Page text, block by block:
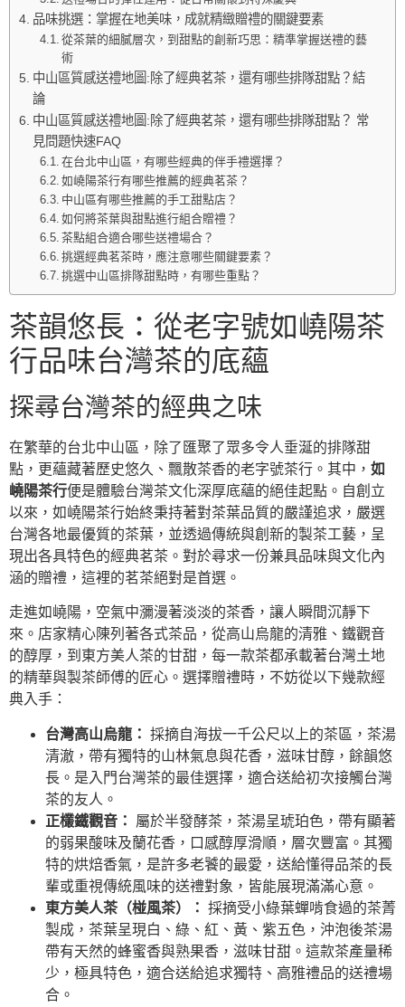
品味挑選：掌握在地美味，成就精緻贈禮的關鍵要素
從茶葉的細膩層次，到甜點的創新巧思：精準掌握送禮的藝
術
中山區質感送禮地圖:除了經典茗茶，還有哪些排隊甜點？結
論
中山區質感送禮地圖:除了經典茗茶，還有哪些排隊甜點？ 常
見問題快速FAQ
在台北中山區，有哪些經典的伴手禮選擇？
如嶢陽茶行有哪些推薦的經典茗茶？
中山區有哪些推薦的手工甜點店？
如何將茶葉與甜點進行組合贈禮？
茶點組合適合哪些送禮場合？
挑選經典茗茶時，應注意哪些關鍵要素？
挑選中山區排隊甜點時，有哪些重點？
茶韻悠長：從老字號如嶢陽茶
行品味台灣茶的底蘊
探尋台灣茶的經典之味
在繁華的台北中山區，除了匯聚了眾多令人垂涎的排隊甜
點，更蘊藏著歷史悠久、飄散茶香的老字號茶行。其中， 如
嶢陽茶行便是體驗台灣茶文化深厚底蘊的絕佳起點。自創立
以來，如嶢陽茶行始終秉持著對茶葉品質的嚴謹追求，嚴選
台灣各地最優質的茶葉，並透過傳統與創新的製茶工藝，呈
現出各具特色的經典茗茶。對於尋求一份兼具品味與文化內
涵的贈禮，這裡的茗茶絕對是首選。
走進如嶢陽，空氣中瀰漫著淡淡的茶香，讓人瞬間沉靜下
來。店家精心陳列著各式茶品，從高山烏龍的清雅、鐵觀音
的醇厚，到東方美人茶的甘甜，每一款茶都承載著台灣土地
的精華與製茶師傅的匠心。選擇贈禮時，不妨從以下幾款經
典入手：
台灣高山烏龍： 採摘自海拔一千公尺以上的茶區，茶湯
清澈，帶有獨特的山林氣息與花香，滋味甘醇，餘韻悠
長。是入門台灣茶的最佳選擇，適合送給初次接觸台灣
茶的友人。
正欉鐵觀音：
屬於半發酵茶，茶湯呈琥珀色，帶有顯著
的弱果酸味及蘭花香，口感醇厚滑順，層次豐富。其獨
特的烘焙香氣，是許多老饕的最愛，送給懂得品茶的長
輩或重視傳統風味的送禮對象，皆能展現滿滿心意。
東方美人茶（椪風茶）： 採摘受小綠葉蟬啃食過的茶菁
製成，茶葉呈現白、綠、紅、黃、紫五色，沖泡後茶湯
帶有天然的蜂蜜香與熟果香，滋味甘甜。這款茶產量稀
少，極具特色，適合送給追求獨特、高雅禮品的送禮場
合。